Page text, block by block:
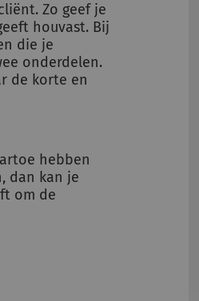
Zo geef je
houvast. Bij
die je
onderdelen.
de korte en
hebben
dan kan je
om de